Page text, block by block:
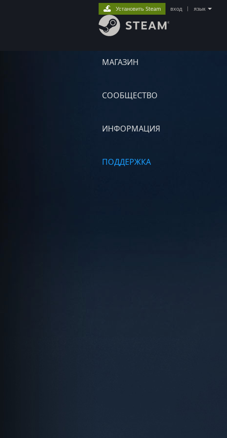
МАГАЗИН
СООБЩЕСТВО
ИНФОРМАЦИЯ
ПОДДЕРЖКА
Установить Steam вход язык